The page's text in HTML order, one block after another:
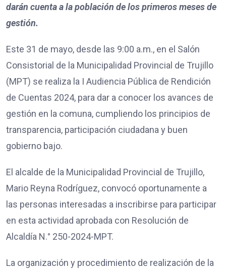
darán cuenta a la población de los primeros meses de
gestión.
Este 31 de mayo, desde las 9:00 a.m., en el Salón
Consistorial de la Municipalidad Provincial de Trujillo
(MPT) se realiza la I Audiencia Pública de Rendición
de Cuentas 2024, para dar a conocer los avances de
gestión en la comuna, cumpliendo los principios de
transparencia, participación ciudadana y buen
gobierno bajo.
El alcalde de la Municipalidad Provincial de Trujillo,
Mario Reyna Rodríguez, convocó oportunamente a
las personas interesadas a inscribirse para participar
en esta actividad aprobada con Resolución de
Alcaldía N.° 250-2024-MPT.
La organización y procedimiento de realización de la